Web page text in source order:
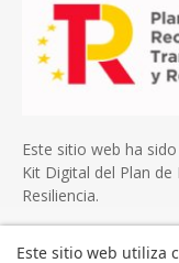
Este sitio web ha
Kit Digital del Plan
Resiliencia.
Este sitio web utiliza